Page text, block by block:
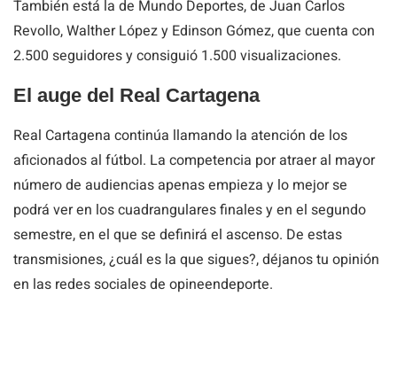
También está la de Mundo Deportes, de Juan Carlos
Revollo, Walther López y Edinson Gómez, que cuenta con
2.500 seguidores y consiguió 1.500 visualizaciones.
El auge del Real Cartagena
Real Cartagena continúa llamando la atención de los
aficionados al fútbol. La competencia por atraer al mayor
número de audiencias apenas empieza y lo mejor se
podrá ver en los cuadrangulares finales y en el segundo
semestre, en el que se definirá el ascenso. De estas
transmisiones, ¿cuál es la que sigues?, déjanos tu opinión
en las redes sociales de opineendeporte.